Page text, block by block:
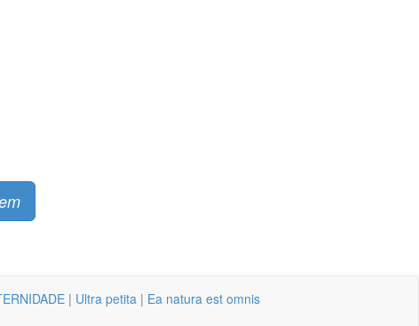
| Ultra petita | Ea natura est omnis